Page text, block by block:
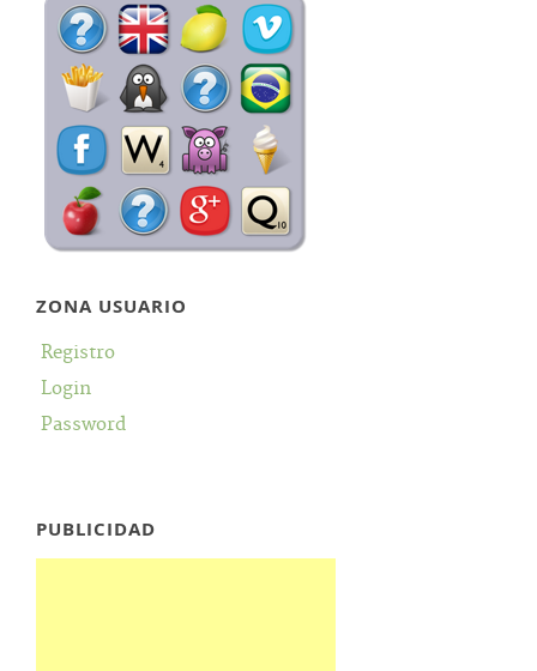
ZONA USUARIO
Registro
Login
Password
PUBLICIDAD